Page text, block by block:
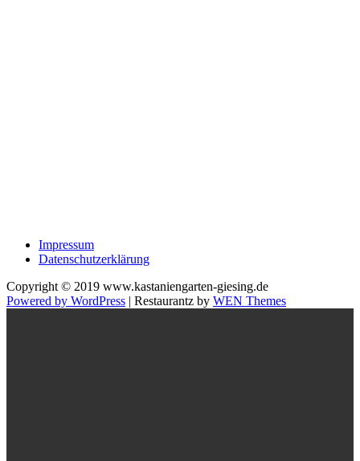
Impressum
Datenschutzerklärung
Copyright © 2019 www.kastaniengarten-giesing.de
Powered by WordPress | Restaurantz by WEN Themes